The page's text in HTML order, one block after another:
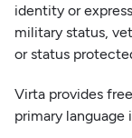
identity or
military status,
or status
Virta provides
primary language